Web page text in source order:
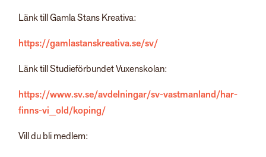
Länk till Gamla Stans Kreativa:
https://gamlastanskreativa.se/sv/
Länk till Studieförbundet Vuxenskolan:
https://www.sv.se/avdelningar/sv-vastmanland/har-
finns-vi_old/koping/
Vill du bli medlem: